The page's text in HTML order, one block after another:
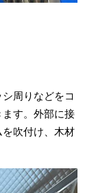
周りなどをコ
す。外部に接
吹付け、木材